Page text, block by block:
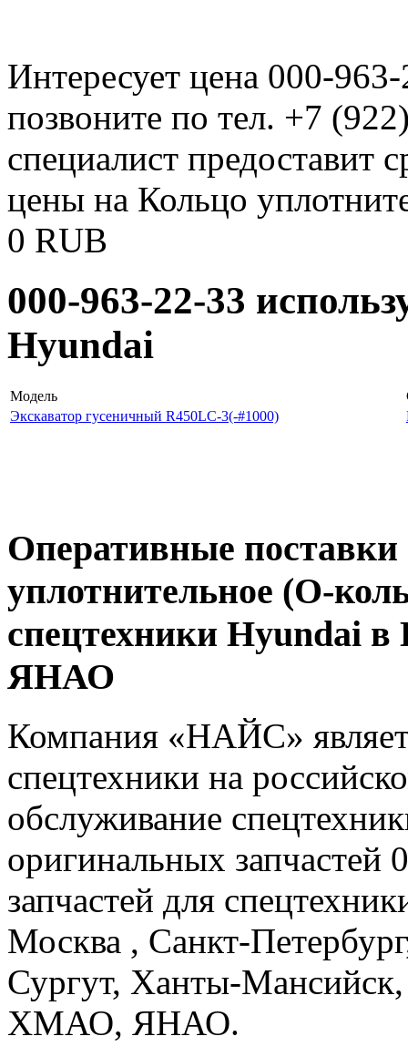
Интересует цена 000-
позвоните по тел. +7
специалист предоставит
цены на Кольцо
0 RUB
000-963-22-33
Hyundai
Модель
Экскаватор гусеничный R450LC-3(-#1000)
Оперативные
уплотнительное (О-
спецтехники Hyundai
ЯНАО
Компания «НАЙС»
спецтехники на
обслуживание
оригинальных
запчастей для
Москва , Санкт-
Сургут, Ханты-
ХМАО, ЯНАО.